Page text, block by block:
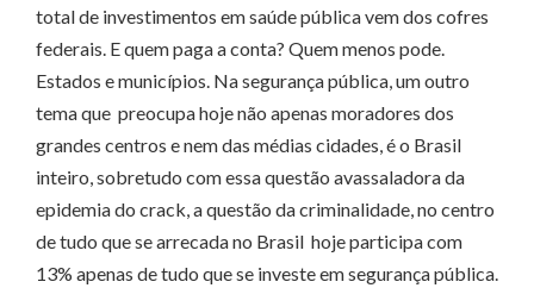
total de investimentos em saúde pública vem dos cofres
federais. E quem paga a conta? Quem menos pode.
Estados e municípios. Na segurança pública, um outro
tema que preocupa hoje não apenas moradores dos
grandes centros e nem das médias cidades, é o Brasil
inteiro, sobretudo com essa questão avassaladora da
epidemia do crack, a questão da criminalidade, no centro
de tudo que se arrecada no Brasil hoje participa com
13% apenas de tudo que se investe em segurança pública.